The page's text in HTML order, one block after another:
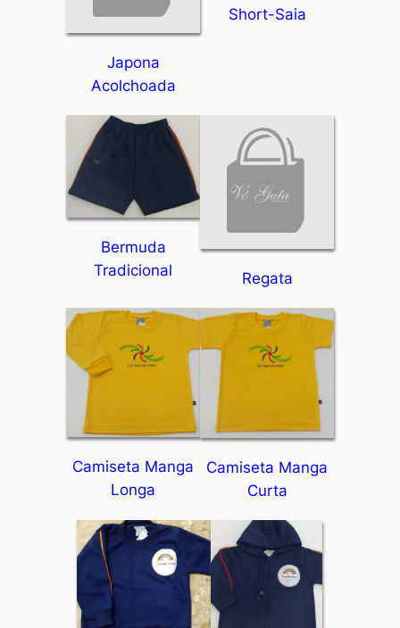
Japona
Acolchoada
Short-Saia
Bermuda
Tradicional
Regata
Camiseta Manga
Longa
Camiseta Manga
Curta